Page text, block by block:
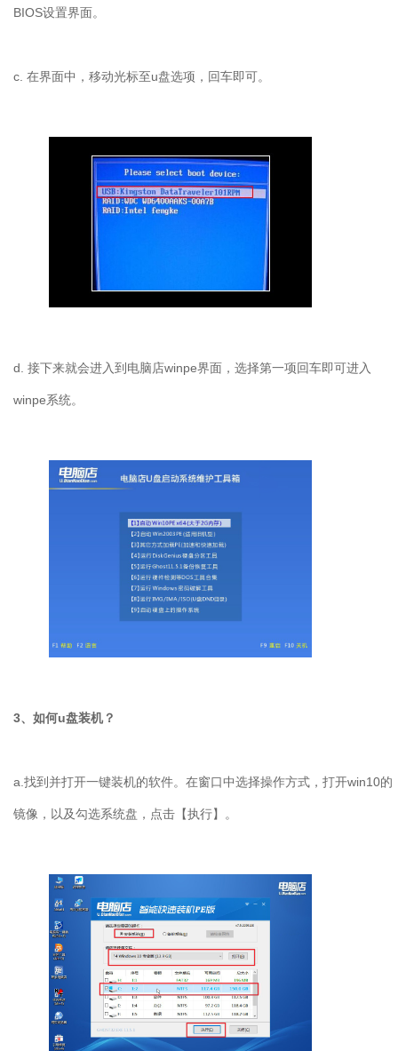
BIOS设置界面。
c. 在界面中，移动光标至u盘选项，回车即可。
d. 接下来就会进入到电脑店winpe界面，选择第一项回车即可进入
winpe系统。
3、如何u盘装机？
a.找到并打开一键装机的软件。在窗口中选择操作方式，打开win10的
镜像，以及勾选系统盘，点击【执行】。